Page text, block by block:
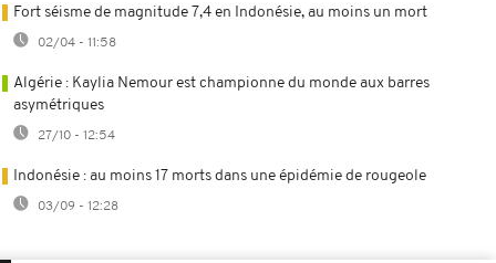
Fort séisme de magnitude 7,4 en Indonésie, au moins un mort
02/04 - 11:58
Algérie : Kaylia Nemour est championne du monde aux barres
asymétriques
27/10 - 12:54
Indonésie : au moins 17 morts dans une épidémie de rougeole
03/09 - 12:28